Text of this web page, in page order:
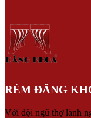
RÈM ĐĂNG
Với đội ngũ thợ lành